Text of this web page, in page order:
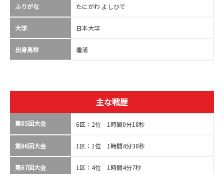
ふりがな たにがわ よしひで
大学 日本大学
出身高校 瓊浦
主な戦歴
第65回大会 6区：2位 1時間0分18秒
第66回大会 1区：1位 1時間4分38秒
第67回大会 1区：4位 1時間4分7秒